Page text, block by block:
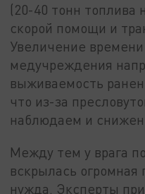
(20-40 тонн
скорой помощи и
Увеличение
медучреждения
выживаемость
что из-за
наблюдаем и
Между тем у врага
вскрылась огромная
нужда. Эксперты